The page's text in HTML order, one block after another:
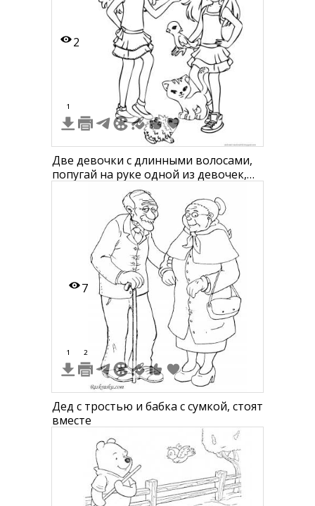
2
1
Две девочки с длинными волосами,
попугай на руке одной из девочек,
кот и ёжик на земле рядом
7
1 2
Дед с тростью и бабка с сумкой, стоят
вместе